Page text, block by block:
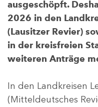
ausgeschöpft.
2026 in den
(Lausitzer Revier)
in der kreisfreien
weiteren Anträge
In den Landkreisen
(Mitteldeutsches